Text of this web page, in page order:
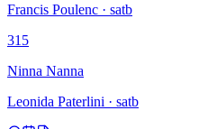
Francis Poulenc · satb
315
Ninna Nanna
Leonida Paterlini · satb